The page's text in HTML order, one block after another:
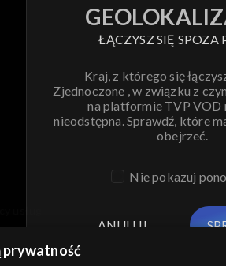
ŁĄCZYSZ SIĘ SPOZA
Kraj, z którego się
Zjednoczone , w związku z
na platformie TVP VOD
nieodstępna. Sprawdź, które
obejrzeć.
Nie pokazuj
ANULUJ
prywatność